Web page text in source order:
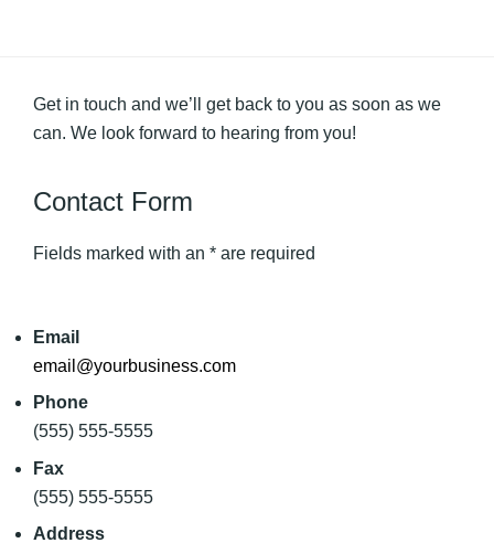
Get in touch and we’ll get back to you as soon as we
can. We look forward to hearing from you!
Contact Form
Fields marked with an * are required
Email
email@yourbusiness.com
Phone
(555) 555-5555
Fax
(555) 555-5555
Address